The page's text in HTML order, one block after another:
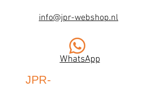
info@jpr-webshop.nl
WhatsApp
JPR-